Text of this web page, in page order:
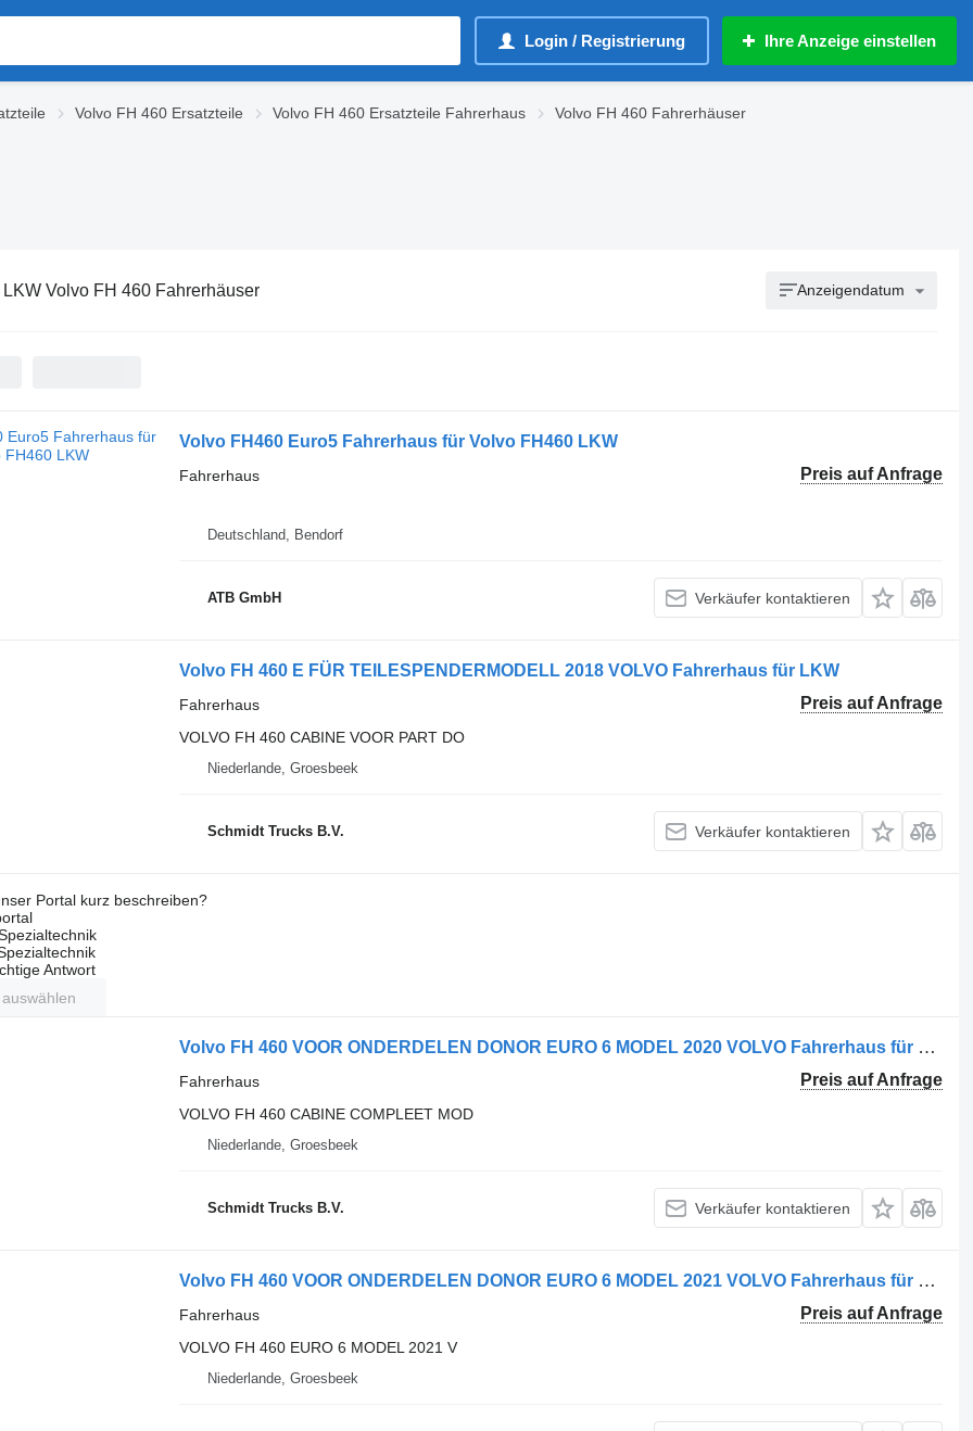
Login / Registrierung Ihre Anzeige einstellen
Volvo FH 460 Ersatzteile Volvo FH 460 Ersatzteile Fahrerhaus
Volvo FH 460 Fahrerhäuser
LKW Volvo FH 460 Fahrerhäuser Anzeigendatum
Volvo FH460 Euro5 Fahrerhaus für Volvo FH460 LKW
Preis auf Anfrage
Fahrerhaus
Deutschland, Bendorf
ATB GmbH Verkäufer kontaktieren
Volvo FH 460 E FÜR TEILESPENDERMODELL 2018 VOLVO Fahrerhaus für LKW
Preis auf Anfrage
Fahrerhaus
VOLVO FH 460 CABINE VOOR PART DO
Niederlande, Groesbeek
Schmidt Trucks B.V. Verkäufer kontaktieren
Portal kurz beschreiben?
Antwort
Volvo FH 460 VOOR ONDERDELEN DONOR EURO 6 MODEL 2020 VOLVO Fahrerhaus für LKW
Preis auf Anfrage
Fahrerhaus
VOLVO FH 460 CABINE COMPLEET MOD
Niederlande, Groesbeek
Schmidt Trucks B.V. Verkäufer kontaktieren
Volvo FH 460 VOOR ONDERDELEN DONOR EURO 6 MODEL 2021 VOLVO Fahrerhaus für LKW
Preis auf Anfrage
Fahrerhaus
VOLVO FH 460 EURO 6 MODEL 2021 V
Niederlande, Groesbeek